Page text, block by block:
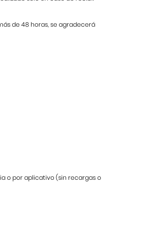
de 48 horas, se agradecerá
o por aplicativo (sin recargas o